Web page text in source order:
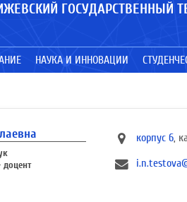
ГОСУДАРСТВЕННЫЙ
НАУКА И ИННОВАЦИИ
доцент
корпус 6,